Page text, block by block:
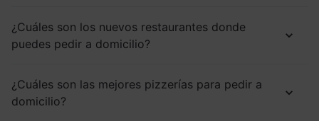
¿Cuáles son los nuevos restaurantes donde
puedes pedir a domicilio?
¿Cuáles son las mejores pizzerías para pedir a
domicilio?